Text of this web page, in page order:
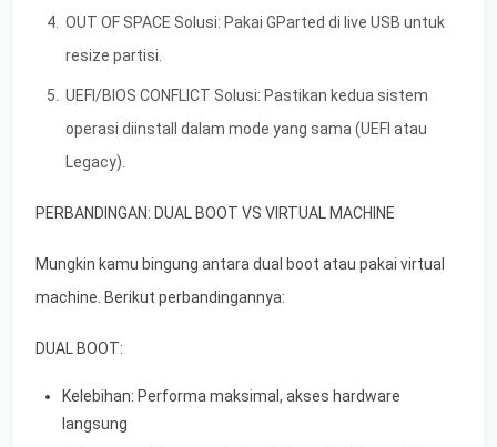
OUT OF SPACE Solusi: Pakai GParted di live USB untuk
resize partisi.
UEFI/BIOS CONFLICT Solusi: Pastikan kedua sistem
operasi diinstall dalam mode yang sama (UEFI atau
Legacy).
PERBANDINGAN: DUAL BOOT VS VIRTUAL MACHINE
Mungkin kamu bingung antara dual boot atau pakai virtual
machine. Berikut perbandingannya:
DUAL BOOT:
Kelebihan: Performa maksimal, akses hardware
langsung